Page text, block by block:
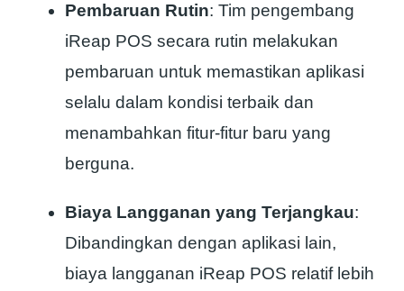
Pembaruan Rutin: Tim pengembang
iReap POS secara rutin melakukan
pembaruan untuk memastikan aplikasi
selalu dalam kondisi terbaik dan
menambahkan fitur-fitur baru yang
berguna.
Biaya Langganan yang Terjangkau:
Dibandingkan dengan aplikasi lain,
biaya langganan iReap POS relatif lebih